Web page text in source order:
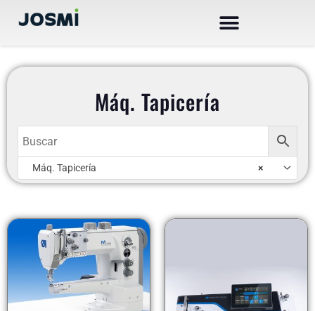
Máq. Tapicería
×
Máq. Tapicería